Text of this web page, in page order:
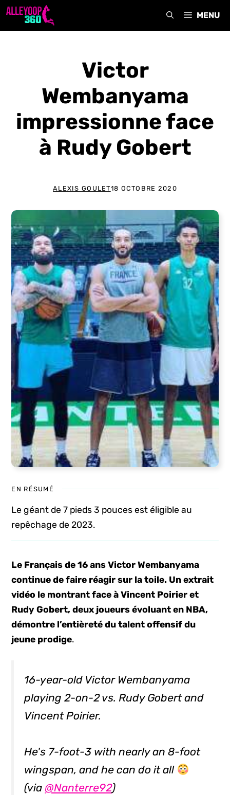
Aller
MENU
Victor
Wembanyama
impressionne face
à Rudy Gobert
ALEXIS GOULET18 OCTOBRE 2020
EN RÉSUMÉ
Le géant de 7 pieds 3 pouces est éligible au
repêchage de 2023.
Le Français de 16 ans Victor Wembanyama
continue de faire réagir sur la toile. Un extrait
vidéo le montrant face à Vincent Poirier et
Rudy Gobert, deux joueurs évoluant en NBA,
démontre l’entièreté du talent offensif du
jeune prodige.
16-year-old Victor Wembanyama
playing 2-on-2 vs. Rudy Gobert and
Vincent Poirier.
He's 7-foot-3 with nearly an 8-foot
wingspan, and he can do it all
(via @Nanterre92)